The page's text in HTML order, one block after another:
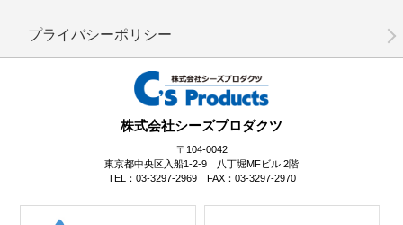
No.15-028
株式会社シーズプロダクツ
〒104-0042
東京都中央区入船1-2-9 八丁堀MFビル 2階
TEL：03-3297-2969 FAX：03-3297-2970
プライバシーポリシー